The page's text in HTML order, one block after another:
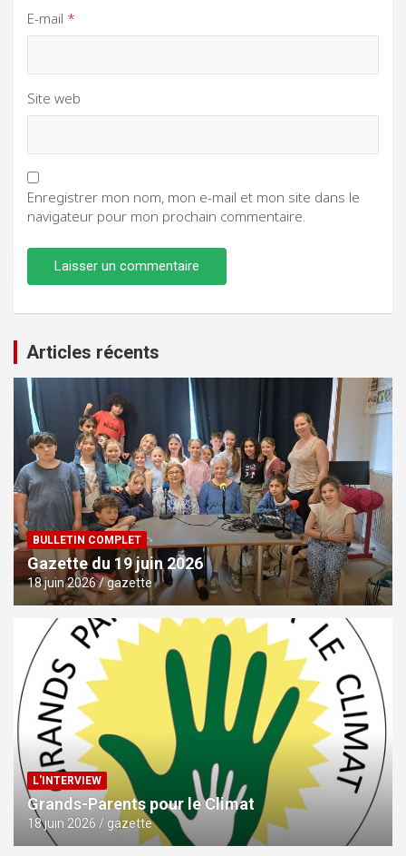
E-mail *
Site web
Enregistrer mon nom, mon e-mail et mon site dans le
navigateur pour mon prochain commentaire.
Articles récents
BULLETIN COMPLET
Gazette du 19 juin 2026
18 juin 2026 gazette
L'INTERVIEW
Grands-Parents pour le Climat
18 juin 2026 gazette